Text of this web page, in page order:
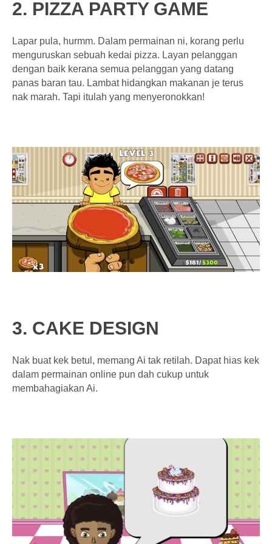
2. PIZZA PARTY GAME
Lapar pula, hurmm. Dalam permainan ni, korang perlu
menguruskan sebuah kedai pizza. Layan pelanggan
dengan baik kerana semua pelanggan yang datang
panas baran tau. Lambat hidangkan makanan je terus
nak marah. Tapi itulah yang menyeronokkan!
3. CAKE DESIGN
Nak buat kek betul, memang Ai tak retilah. Dapat hias kek
dalam permainan online pun dah cukup untuk
membahagiakan Ai.